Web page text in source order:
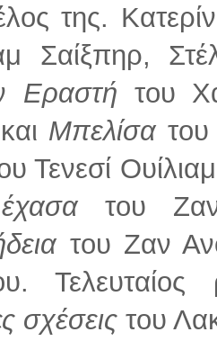
της.
Σαίξπηρ,
Εραστή του
και Μπελίσα
Τενεσί
του
του Ζαν
σχέσεις του